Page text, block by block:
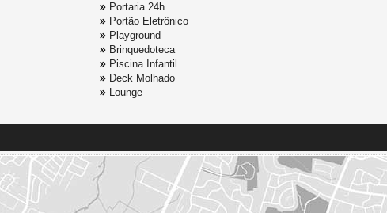
Portaria 24h
Portão Eletrônico
Playground
Brinquedoteca
Piscina Infantil
Deck Molhado
Lounge